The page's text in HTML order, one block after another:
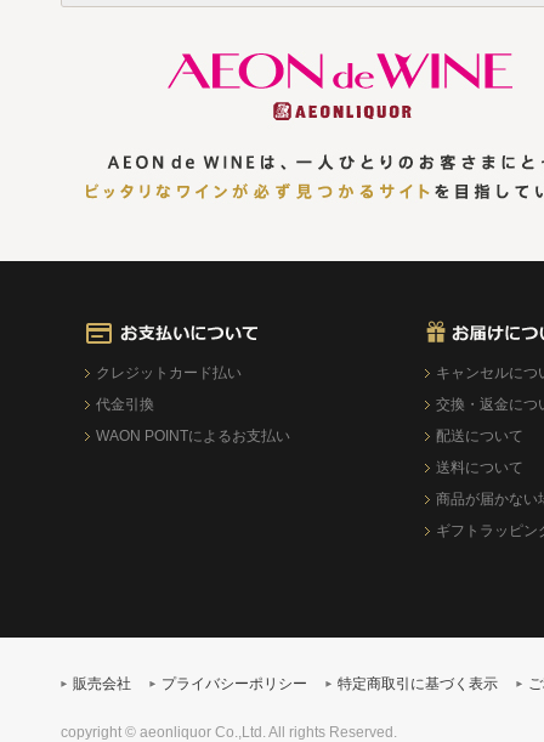
クレジットカード払い
代金引換
WAON POINTによるお支払い
キャンセルにつ
交換・返金につ
配送について
送料について
商品が届かない
ギフトラッピン
販売会社 プライバシーポリシー 特定商取引に基づく表示
copyright © aeonliquor Co.,Ltd. All rights Reserved.